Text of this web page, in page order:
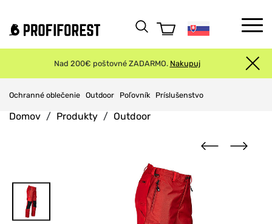
Nad 200€ poštovné ZADARMO. Nakupuj
Ochranné oblečenie Outdoor Poľovník Príslušenstvo
Domov Produkty Outdoor